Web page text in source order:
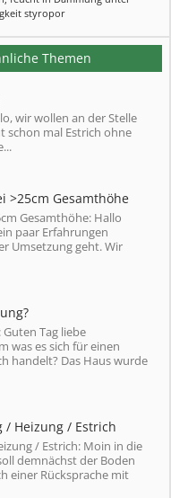
styropor
Themen
wir wollen an der Stelle
schon mal Estrich ohne
>25cm Gesamthöhe
Gesamthöhe: Hallo
paar Erfahrungen
Umsetzung geht. Wir
Tag liebe
was es sich für einen
handelt? Das Haus wurde
/ Heizung / Estrich
/ Estrich: Moin in die
demnächst der Boden
einer Rücksprache mit